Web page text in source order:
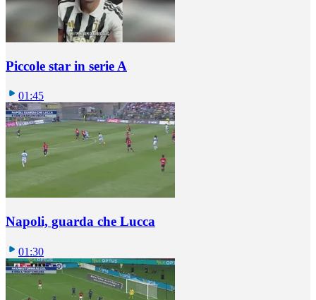
Piccole star in serie A
01:45
Napoli, guarda che Lucca
01:30